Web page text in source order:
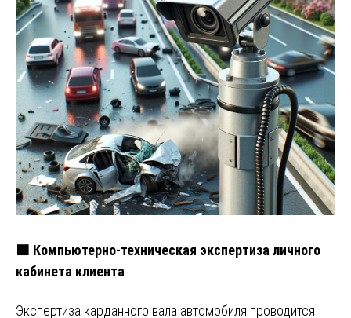
🟧 Компьютерно-техническая экспертиза личного
кабинета клиента
Экспертиза карданного вала автомобиля проводится